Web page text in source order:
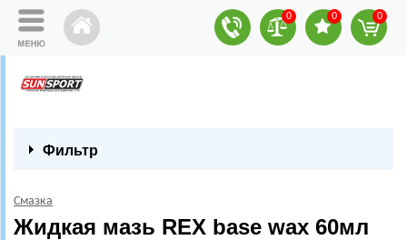
0 0 0
Фильтр
Смазка
Жидкая мазь REX base wax 60мл